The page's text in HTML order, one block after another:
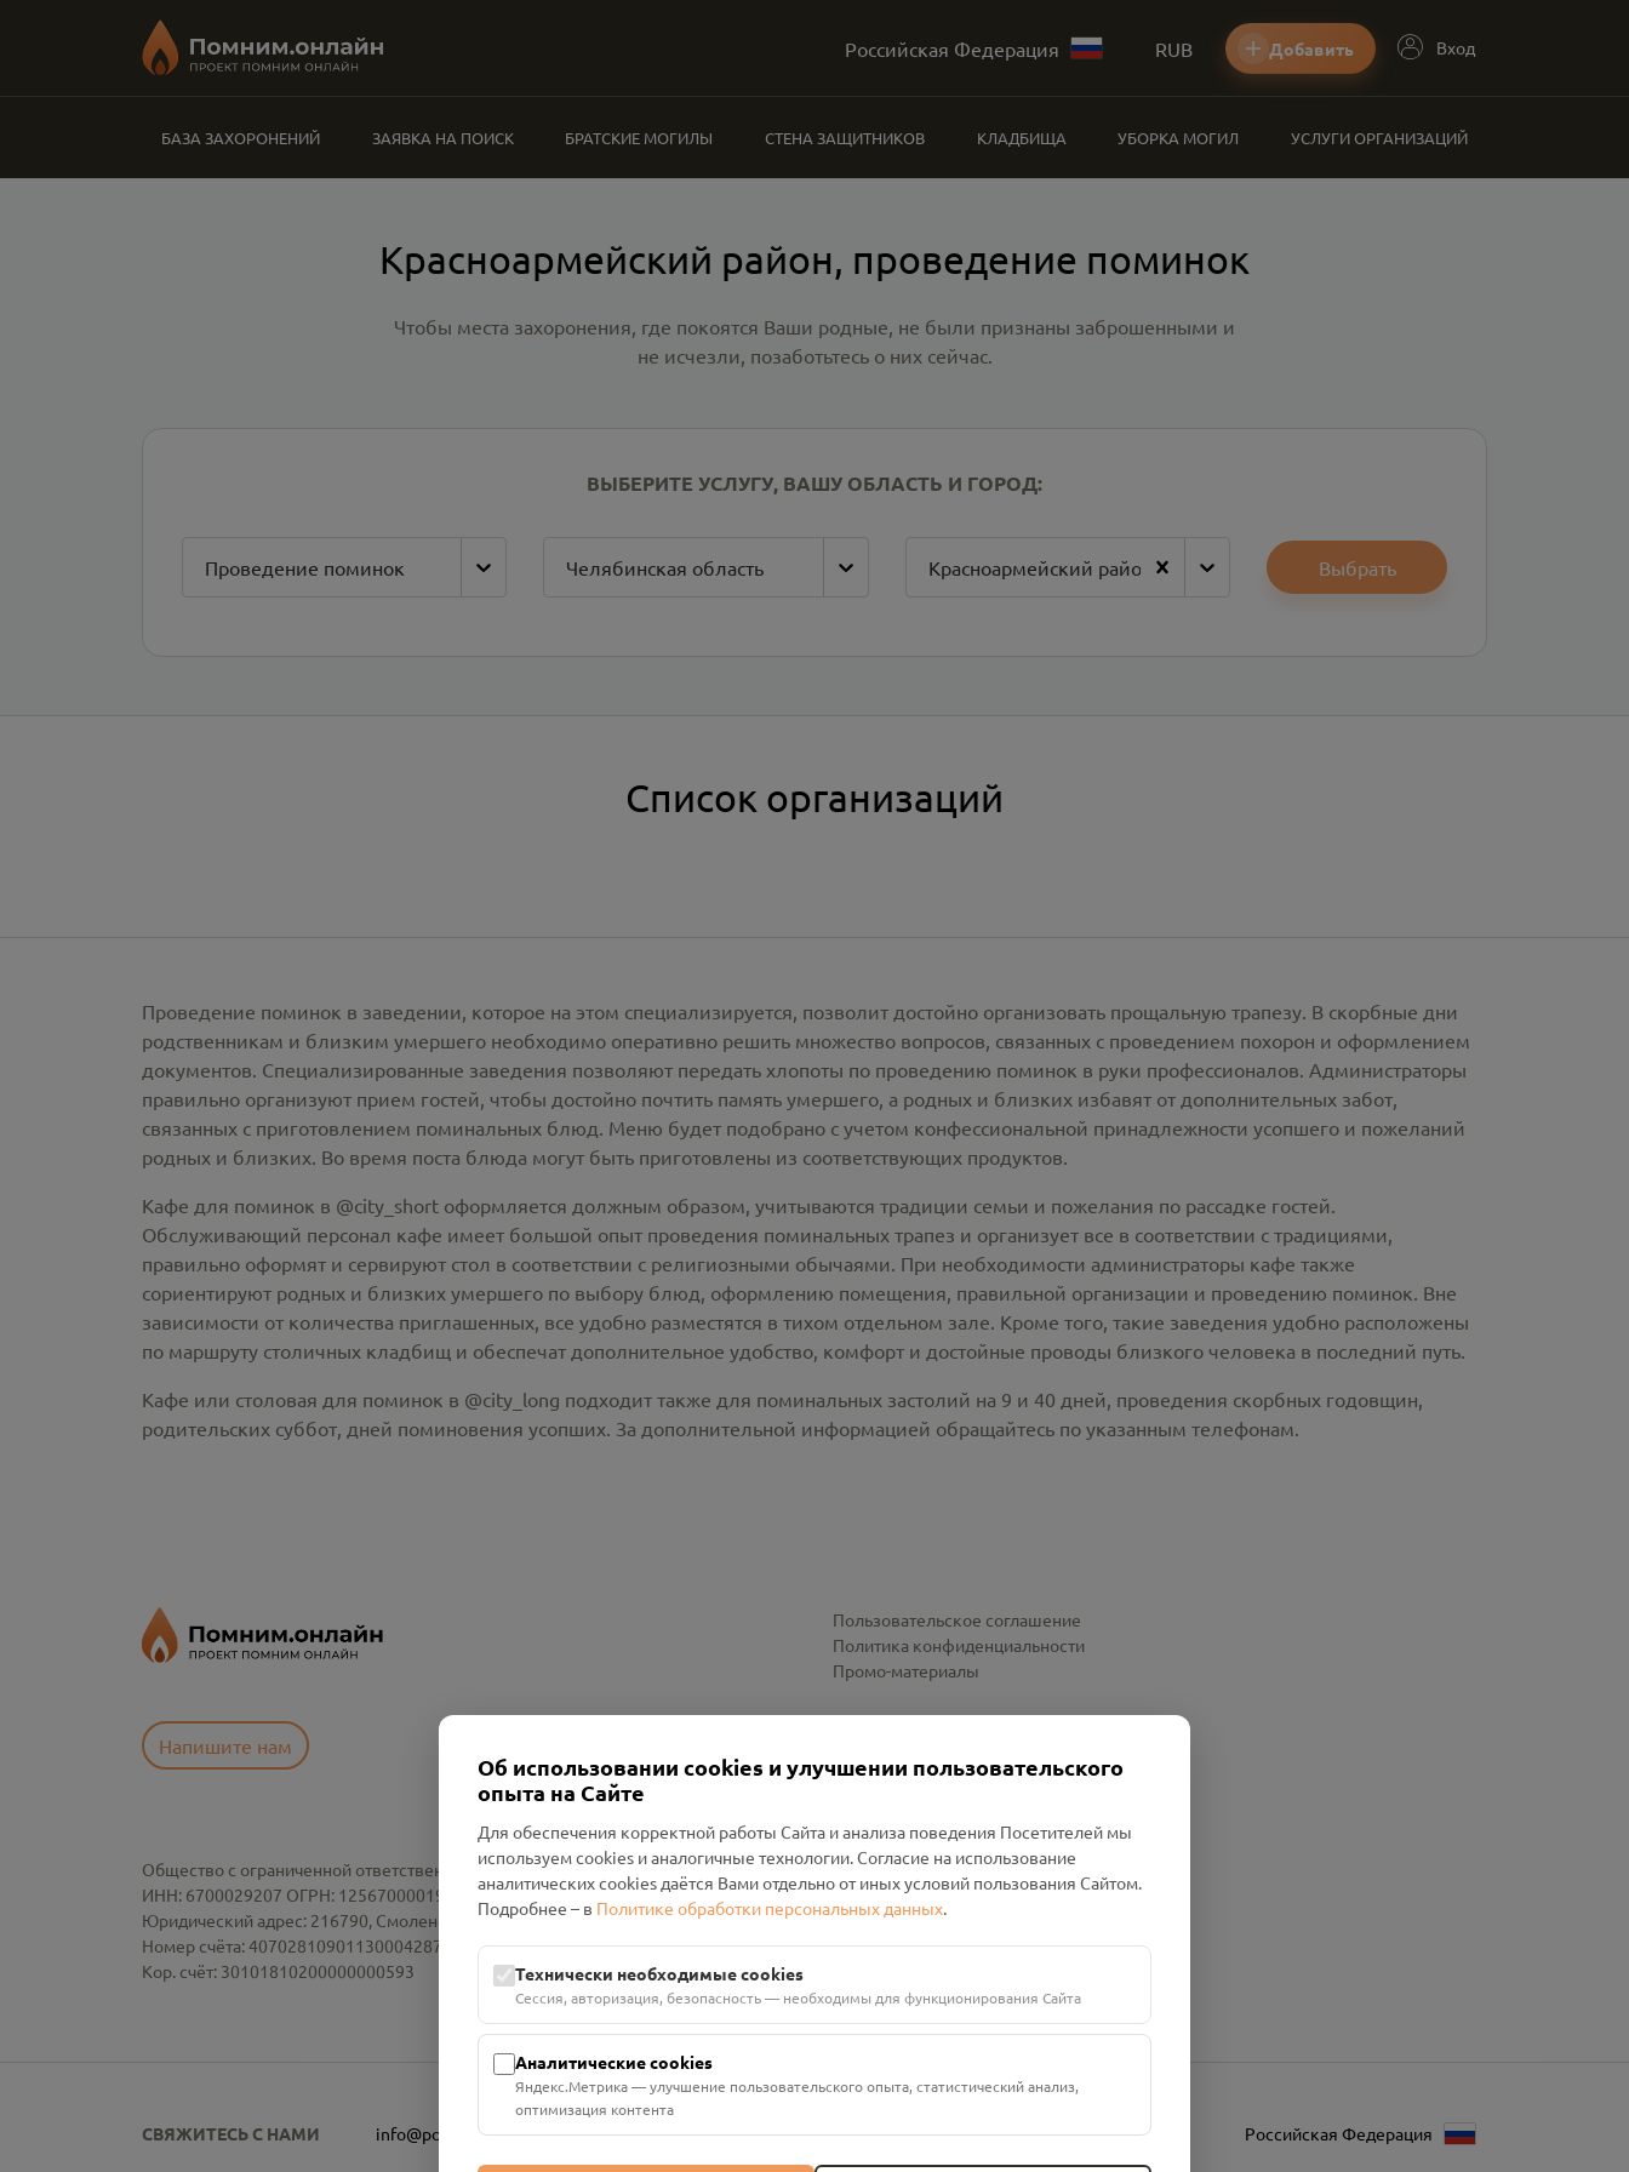
Российская Федерация RUB Добавить Вход
БАЗА ЗАХОРОНЕНИЙ ЗАЯВКА НА ПОИСК БРАТСКИЕ МОГИЛЫ СТЕНА ЗАЩИТНИКОВ КЛАДБИЩА УБОРКА МОГИЛ УСЛУГИ ОРГАНИЗАЦИЙ
Красноармейский район, проведение поминок
Чтобы места захоронения, где покоятся Ваши родные, не были признаны заброшенными и
не исчезли, позаботьтесь о них сейчас.
ВЫБЕРИТЕ УСЛУГУ, ВАШУ ОБЛАСТЬ И ГОРОД:
Проведение поминок Челябинская область Красноармейский район Выбрать
Список организаций
Проведение поминок в заведении, которое на этом специализируется, позволит достойно организовать прощальную трапезу. В скорбные дни
родственникам и близким умершего необходимо оперативно решить множество вопросов, связанных с проведением похорон и оформлением
документов. Специализированные заведения позволяют передать хлопоты по проведению поминок в руки профессионалов. Администраторы
правильно организуют прием гостей, чтобы достойно почтить память умершего, а родных и близких избавят от дополнительных забот,
связанных с приготовлением поминальных блюд. Меню будет подобрано с учетом конфессиональной принадлежности усопшего и пожеланий
родных и близких. Во время поста блюда могут быть приготовлены из соответствующих продуктов.
Кафе для поминок в @city_short оформляется должным образом, учитываются традиции семьи и пожелания по рассадке гостей.
Обслуживающий персонал кафе имеет большой опыт проведения поминальных трапез и организует все в соответствии с традициями,
правильно оформят и сервируют стол в соответствии с религиозными обычаями. При необходимости администраторы кафе также
сориентируют родных и близких умершего по выбору блюд, оформлению помещения, правильной организации и проведению поминок. Вне
зависимости от количества приглашенных, все удобно разместятся в тихом отдельном зале. Кроме того, такие заведения удобно расположены
по маршруту столичных кладбищ и обеспечат дополнительное удобство, комфорт и достойные проводы близкого человека в последний путь.
Кафе или столовая для поминок в @city_long подходит также для поминальных застолий на 9 и 40 дней, проведения скорбных годовщин,
родительских суббот, дней поминовения усопших. За дополнительной информацией обращайтесь по указанным телефонам.
Напишите нам
Пользовательское соглашение
Политика конфиденциальности
Промо-материалы
Общество с ограниченной ответственностью «Смоленский Проект Помним»
ИНН: 6700029207 ОГРН: 1256700001986
Юридический адрес: 216790, Смоленская область, р-н Руднянский, г. Рудня, улица Западная, д. 26А, пом. 18
Номер счёта: 40702810901130004287 в АО "АЛЬФА-БАНК"
Кор. счёт: 30101810200000000593
СВЯЖИТЕСЬ С НАМИ info@pomnim.online Российская Федерация
Об использовании cookies и улучшении пользовательского
опыта на Сайте
Для обеспечения корректной работы Сайта и анализа поведения Посетителей мы
используем cookies и аналогичные технологии. Согласие на использование
аналитических cookies даётся Вами отдельно от иных условий пользования Сайтом.
Подробнее – в Политике обработки персональных данных.
Технически необходимые cookies
Сессия, авторизация, безопасность — необходимы для функционирования Сайта
Аналитические cookies
Яндекс.Метрика — улучшение пользовательского опыта, статистический анализ,
оптимизация контента